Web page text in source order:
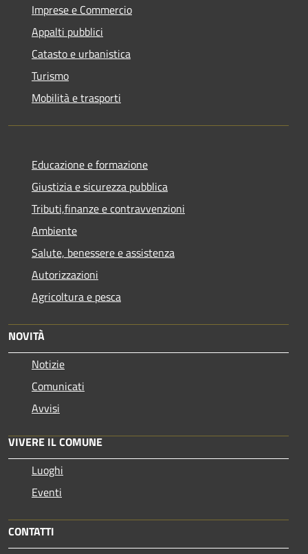
Imprese e Commercio
Appalti pubblici
Catasto e urbanistica
Turismo
Mobilità e trasporti
Educazione e formazione
Giustizia e sicurezza pubblica
Tributi,finanze e contravvenzioni
Ambiente
Salute, benessere e assistenza
Autorizzazioni
Agricoltura e pesca
NOVITÀ
Notizie
Comunicati
Avvisi
VIVERE IL COMUNE
Luoghi
Eventi
CONTATTI